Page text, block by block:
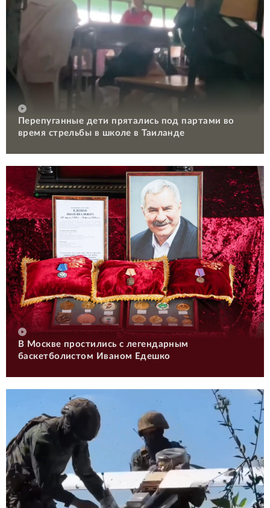
Перепуганные дети прятались под партами во
время стрельбы в школе в Таиланде
В Москве простились с легендарным
баскетболистом Иваном Едешко